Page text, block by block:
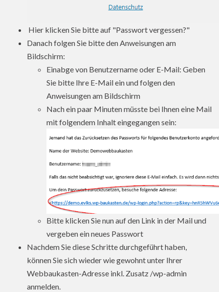
Hier klicken Sie bitte auf "Passwort vergessen?"
Danach folgen Sie bitte den Anweisungen am
Bildschirm:
Einabge von Benutzername oder E-Mail: Geben
Sie bitte Ihre E-Mail ein und folgen den
Anweisungen am Bildschirm
Nach ein paar Minuten müsste bei Ihnen eine Mail
mit folgendem Inhalt eingegangen sein:
Bitte klicken Sie nun auf den Link in der Mail und
vergeben ein neues Passwort
Nachdem Sie diese Schritte durchgeführt haben,
können Sie sich wieder wie gewohnt unter Ihrer
Webbaukasten-Adresse inkl. Zusatz /wp-admin
anmelden.